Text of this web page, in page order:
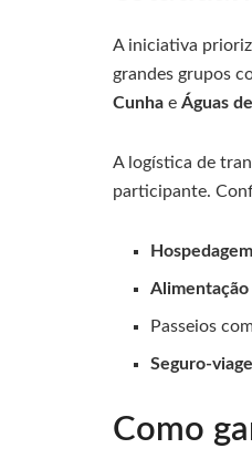
A iniciativa
grandes grupos
Cunha e Águas
A logística de
participante.
Hospedagem
Alimentação
Passeios
Seguro-
Como